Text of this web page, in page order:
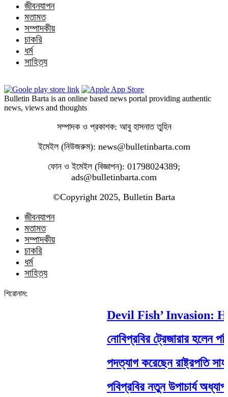
জীবনযাপন
মতামত
সম্পাদকীয়
চাকরি
ধর্ম
সাহিত্য
Bulletin Barta is an online based news portal providing authentic
news, views and thoughts
সম্পাদক ও প্রকাশক: আবু হাসনাত তুহিন
ইমেইল (নিউজরুম): news@bulletinbarta.com
ফোন ও ইমেইল (বিজ্ঞাপন): 01798024389;
ads@bulletinbarta.com
©️Copyright 2025, Bulletin Barta
জীবনযাপন
মতামত
সম্পাদকীয়
চাকরি
ধর্ম
সাহিত্য
শিরোনাম:
Devil Fish’ Invasion:
নোবিপ্রবির ট্রেজারার হলেন
পদত্যাগ করেছেন রাষ্ট্রপতি
পবিপ্রবির নতুন উপাচার্য